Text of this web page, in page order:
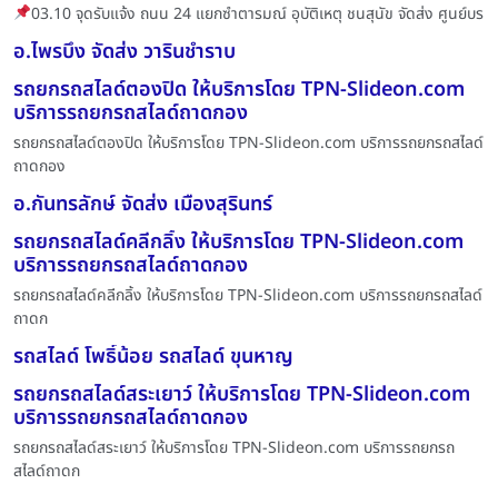
03.10 จุดรับแจ้ง ถนน 24 แยกซำตารมณ์ อุบัติเหตุ ชนสุนัข จัดส่ง ศูนย์บร
อ.ไพรบึง จัดส่ง วารินชำราบ
รถยกรถสไลด์ตองปิด ให้บริการโดย TPN-Slideon.com
บริการรถยกรถสไลด์ถาดกอง
รถยกรถสไลด์ตองปิด ให้บริการโดย TPN-Slideon.com บริการรถยกรถสไลด์
ถาดกอง
อ.กันทรลักษ์ จัดส่ง เมืองสุรินทร์
รถยกรถสไลด์คลีกลิ้ง ให้บริการโดย TPN-Slideon.com
บริการรถยกรถสไลด์ถาดกอง
รถยกรถสไลด์คลีกลิ้ง ให้บริการโดย TPN-Slideon.com บริการรถยกรถสไลด์
ถาดก
รถสไลด์ โพธิ์น้อย รถสไลด์ ขุนหาญ
รถยกรถสไลด์สระเยาว์ ให้บริการโดย TPN-Slideon.com
บริการรถยกรถสไลด์ถาดกอง
รถยกรถสไลด์สระเยาว์ ให้บริการโดย TPN-Slideon.com บริการรถยกรถ
สไลด์ถาดก